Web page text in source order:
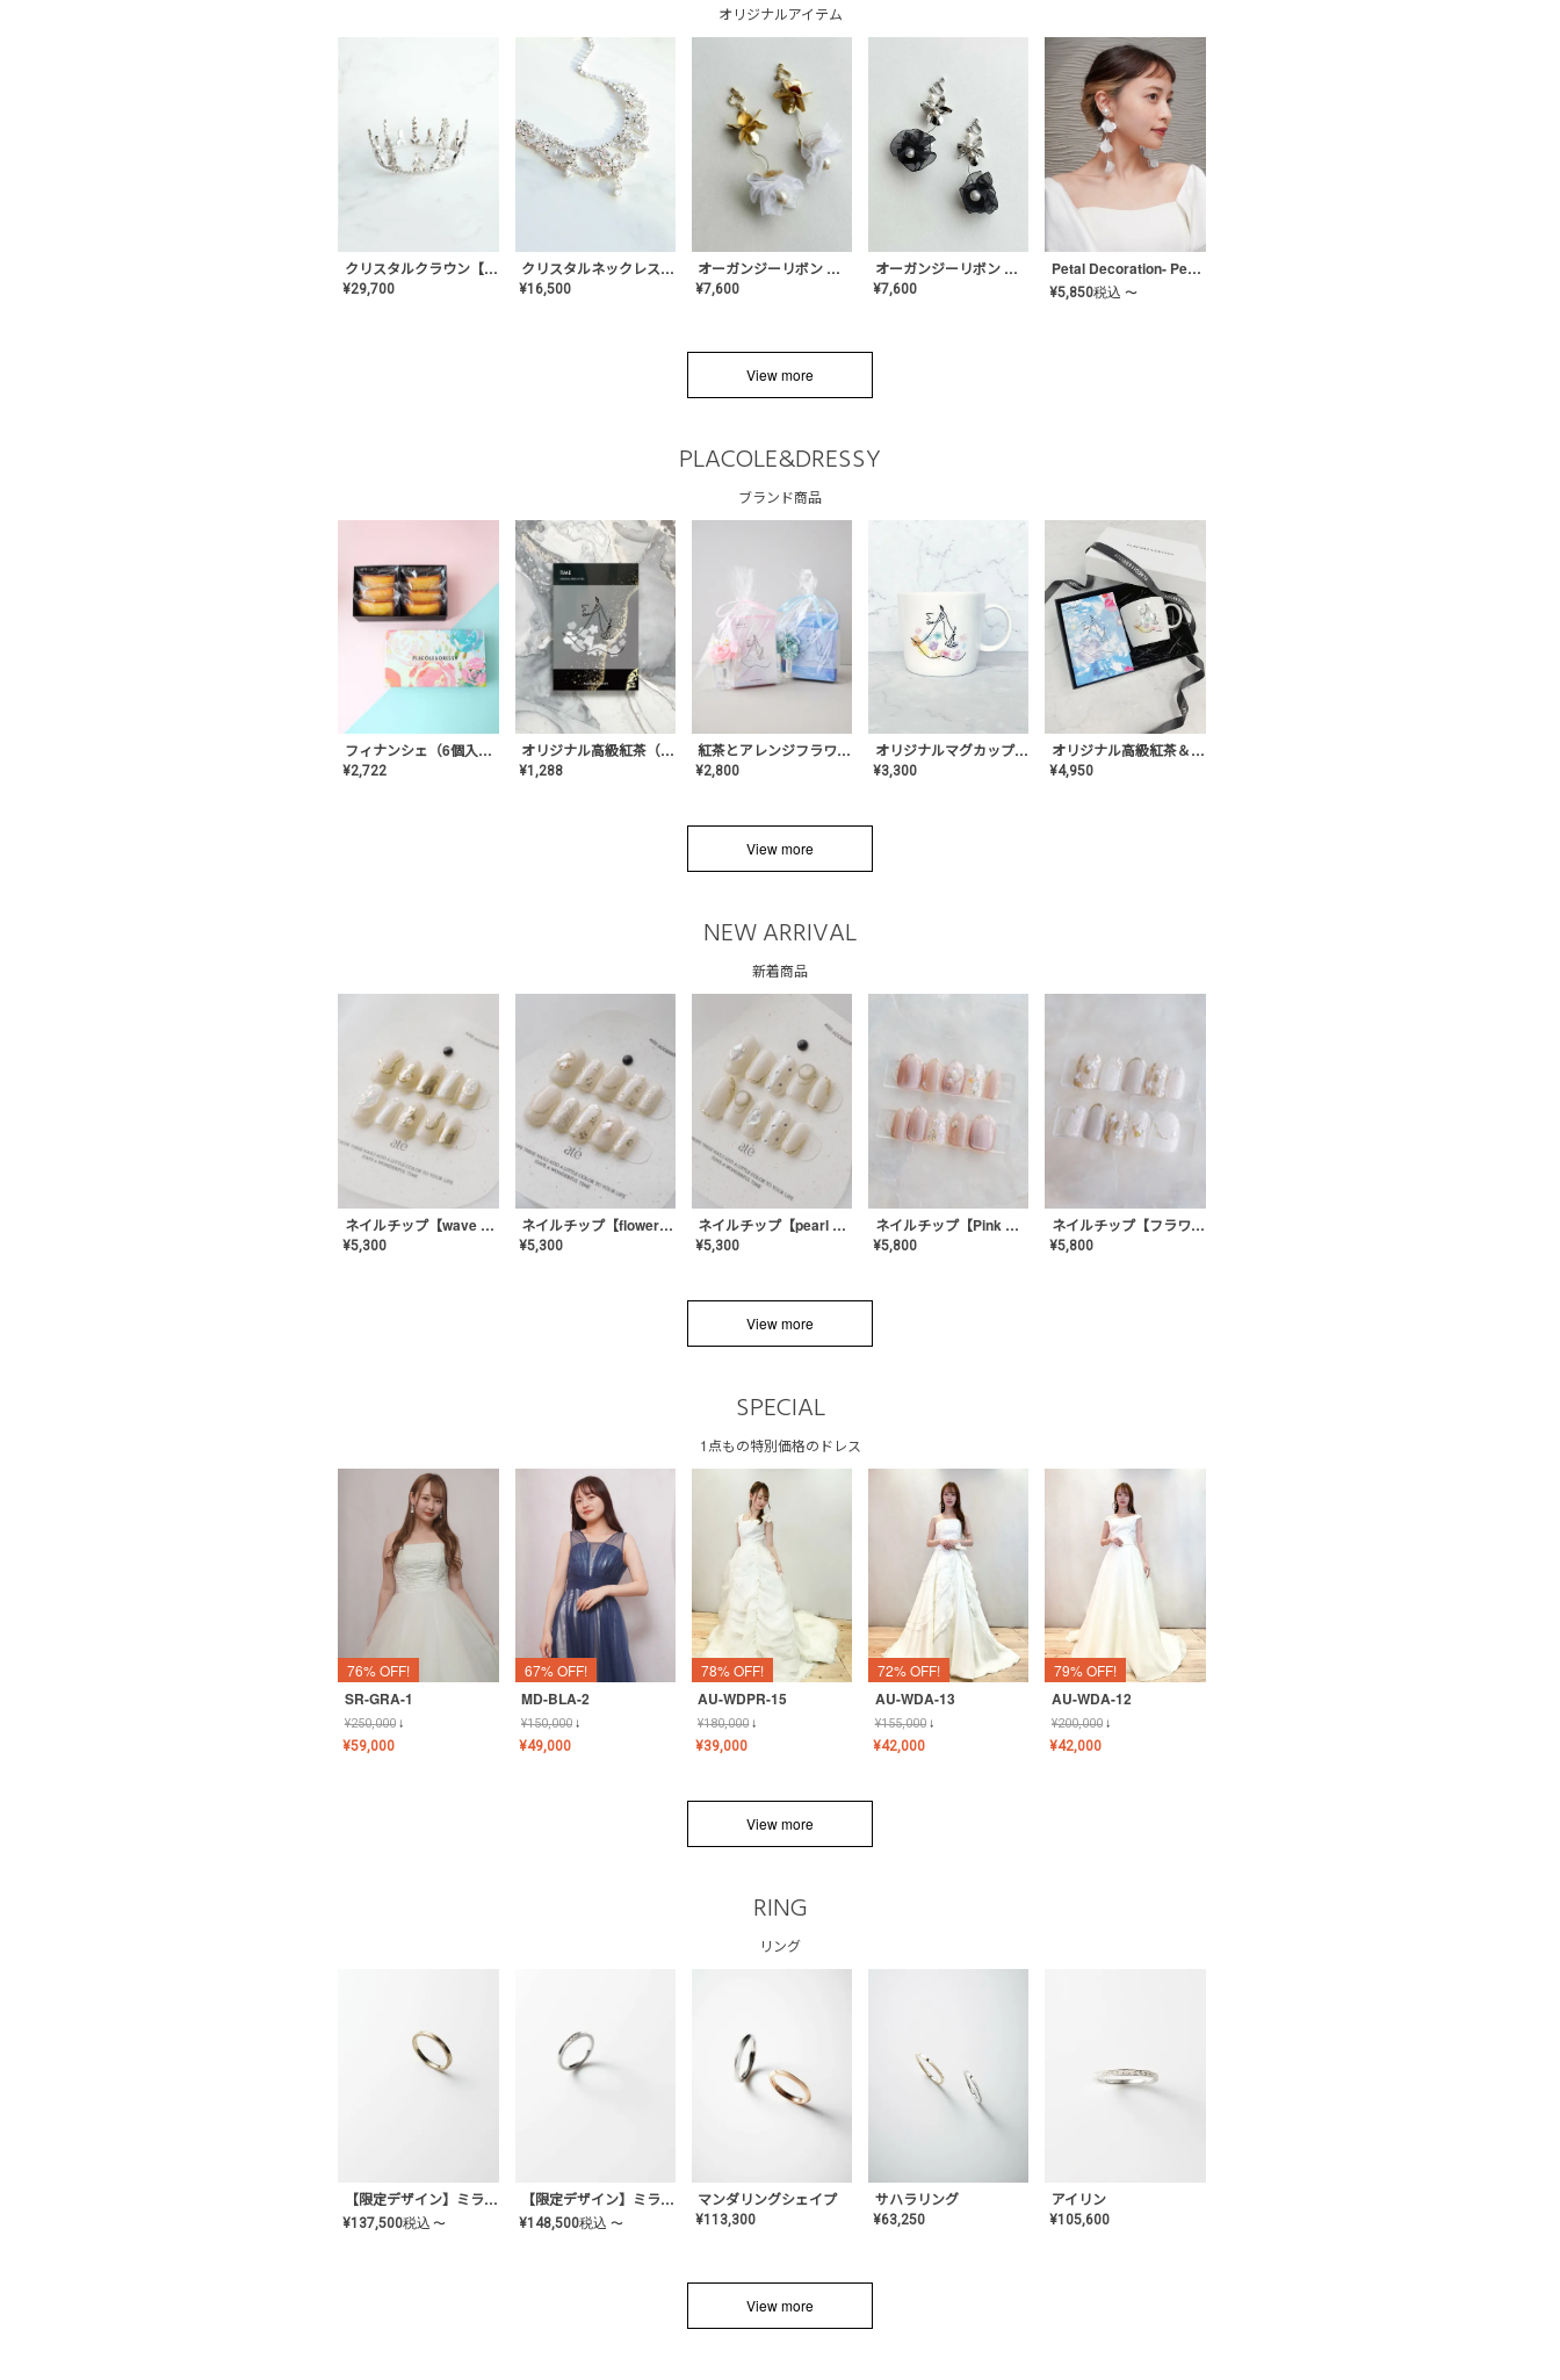
オリジナルアイテム
クリスタルクラウン【MA-COHD-01】韓国風クラウン/ウェディングクラウン/ティアラ
¥29,700
クリスタルネックレス-Lace【MA-CONL-02】
¥16,500
オーガンジーリボン バレリーナイヤリング&ピアス【White】〈PV-COER-12〉
¥7,600
オーガンジーリボン バレリーナイヤリング&ピアス【Black】〈PV-COER-11〉
¥7,600
Petal Decoration- Pearl【JA-COER-3】
¥5,850税込 〜
View more
PLACOLE&DRESSY
ブランド商品
フィナンシェ（6個入り）
¥2,722
オリジナル高級紅茶（TIME/タイム）【ギフト/プチギフト/プレゼント/内祝い/結婚式/オリジナル配合/高品質/ハーブティー/茶葉/記念日/お返し/手土産/美容/おしゃれ】
¥1,288
紅茶とアレンジフラワーのセット
¥2,800
オリジナルマグカップ【AT-TW-03】ギフトセット有/プレゼント/内祝い/結婚式/ペア/食器/テーブルウェア/記念日/お返し/特別/高級/おしゃれ
¥3,300
オリジナル高級紅茶＆マグカップ ギフト【AT-GF-02】ギフトセット/プレゼント/内祝い/結婚式/ハーブティー/高品質/マグカップ/食器/記念日/お返し/手土産/美容/おしゃれ
¥4,950
View more
NEW ARRIVAL
新着商品
ネイルチップ【wave mirror】AE-CONA-04
¥5,300
ネイルチップ【flower shell】AE-CONA-03
¥5,300
ネイルチップ【pearl bijou】AE-CONA-02
¥5,300
ネイルチップ【Pink Glow Nail】MK-CONA-04
¥5,800
ネイルチップ【フラワーシフォンネイル】MK-CONA-03
¥5,800
View more
SPECIAL
1点もの特別価格のドレス
76% OFF!
SR-GRA-1
¥250,000↓
¥59,000
67% OFF!
MD-BLA-2
¥150,000↓
¥49,000
78% OFF!
AU-WDPR-15
¥180,000↓
¥39,000
72% OFF!
AU-WDA-13
¥155,000↓
¥42,000
79% OFF!
AU-WDA-12
¥200,000↓
¥42,000
View more
RING
リング
【限定デザイン】ミライ(mill-ai)リング
¥137,500税込 〜
【限定デザイン】ミライ(mill-ai)リング
¥148,500税込 〜
マンダリングシェイプ
¥113,300
サハラリング
¥63,250
アイリン
¥105,600
View more